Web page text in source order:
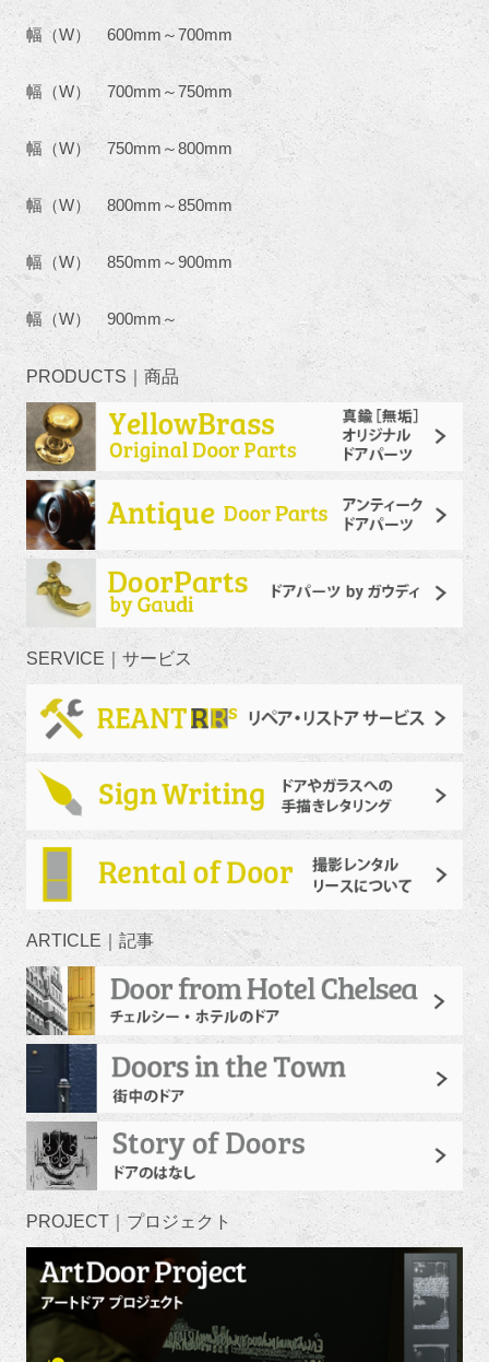
幅（W） 600mm～700mm
幅（W） 700mm～750mm
幅（W） 750mm～800mm
幅（W） 800mm～850mm
幅（W） 850mm～900mm
幅（W） 900mm～
PRODUCTS｜商品
SERVICE｜サービス
ARTICLE｜記事
PROJECT｜プロジェクト